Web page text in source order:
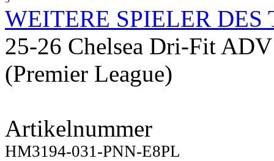
WEITERE SPIELER DES
25-26 Chelsea Dri-Fit
(Premier League)
Artikelnummer
HM3194-031-PNN-E8PL